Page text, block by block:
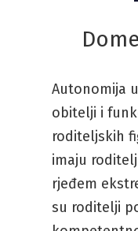
Autonomija
obitelji i
roditeljskih
imaju
rjeđem
su roditelji